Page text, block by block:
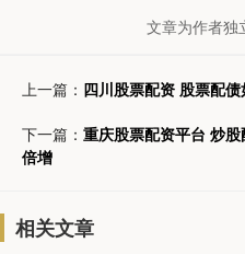
文章为作者独
上一篇： 四川股票配资 股票配
下一篇： 重庆股票配资平台 炒
倍增
相关文章